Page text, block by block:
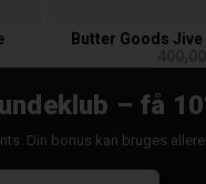
Butter Goods
– få
Din bonus kan bruges